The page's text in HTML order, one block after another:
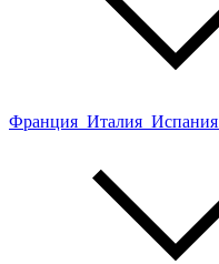
Франция Италия Испания